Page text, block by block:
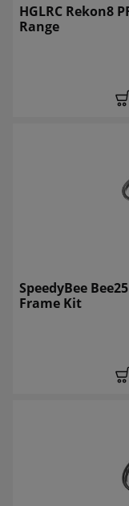
HGLRC Rekon8
Range
SpeedyBee
Frame Kit